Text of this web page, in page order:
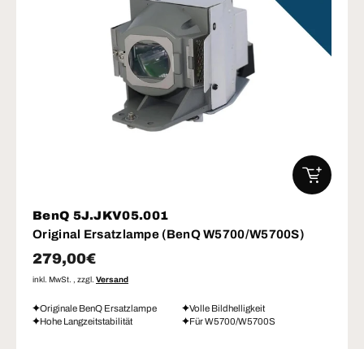
BenQ 5J.JKV05.001
Original Ersatzlampe (BenQ W5700/W5700S)
Normaler Preis
279,00€
inkl. MwSt. , zzgl. Versand
Originale BenQ Ersatzlampe
Volle Bildhelligkeit
Hohe Langzeitstabilität
Für W5700/W5700S
IN DEN